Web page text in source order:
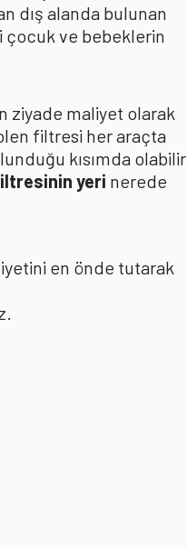
dış alanda bulunan
çocuk ve bebeklerin
ziyade maliyet olarak
filtresi her araçta
kısımda olabilir
yeri nerede
en önde tutarak